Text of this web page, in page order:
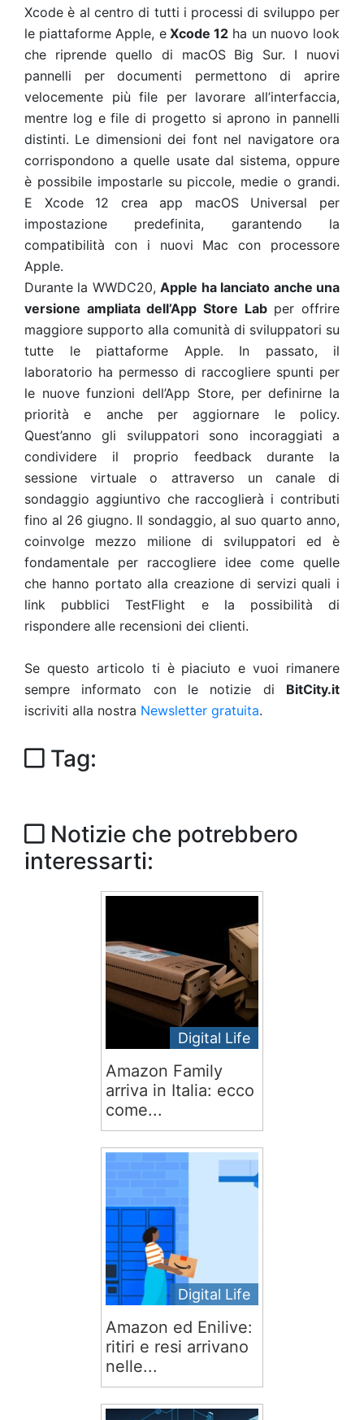
Xcode è al centro di tutti i processi di sviluppo per
le piattaforme Apple, eXcode 12 ha un nuovo look
che riprende quello di macOS Big Sur. I nuovi
pannelli per documenti permettono di aprire
velocemente più file per lavorare all’interfaccia,
mentre log e file di progetto si aprono in pannelli
distinti. Le dimensioni dei font nel navigatore ora
corrispondono a quelle usate dal sistema, oppure
è possibile impostarle su piccole, medie o grandi.
E Xcode 12 crea app macOS Universal per
impostazione predefinita, garantendo la
compatibilità con i nuovi Mac con processore
Apple.
Durante la WWDC20,Apple ha lanciato anche una
versione ampliata dell’App Store Labper offrire
maggiore supporto alla comunità di sviluppatori su
tutte le piattaforme Apple. In passato, il
laboratorio ha permesso di raccogliere spunti per
le nuove funzioni dell’App Store, per definirne la
priorità e anche per aggiornare le policy.
Quest’anno gli sviluppatori sono incoraggiati a
condividere il proprio feedback durante la
sessione virtuale o attraverso un canale di
sondaggio aggiuntivo che raccoglierà i contributi
fino al 26 giugno. Il sondaggio, al suo quarto anno,
coinvolge mezzo milione di sviluppatori ed è
fondamentale per raccogliere idee come quelle
che hanno portato alla creazione di servizi quali i
link pubblici TestFlight e la possibilità di
rispondere alle recensioni dei clienti.
Se questo articolo ti è piaciuto e vuoi rimanere
sempre informato con le notizie di BitCity.it
iscriviti alla nostra Newsletter gratuita.
Tag:
Notizie che potrebbero
interessarti:
Digital Life
Amazon Family
arriva in Italia: ecco
come...
Digital Life
Amazon ed Enilive:
ritiri e resi arrivano
nelle...